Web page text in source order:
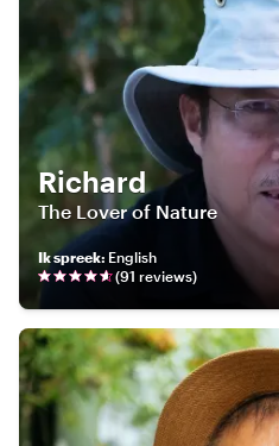
Richard
The Lover of Nature
Ik spreek: English
(91 reviews)